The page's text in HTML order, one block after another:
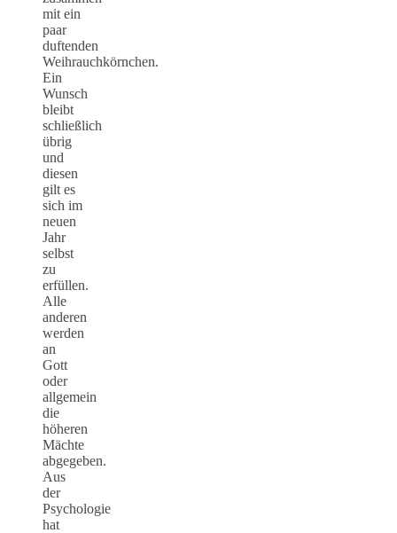
mit ein
paar
duftenden
Weihrauchkörnchen.
Ein
Wunsch
bleibt
schließlich
übrig
und
diesen
gilt es
sich im
neuen
Jahr
selbst
zu
erfüllen.
Alle
anderen
werden
an
Gott
oder
allgemein
die
höheren
Mächte
abgegeben.
Aus
der
Psychologie
hat